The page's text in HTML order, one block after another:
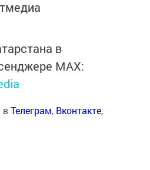
в
MАХ:
вТелеграм, Вконтакте,